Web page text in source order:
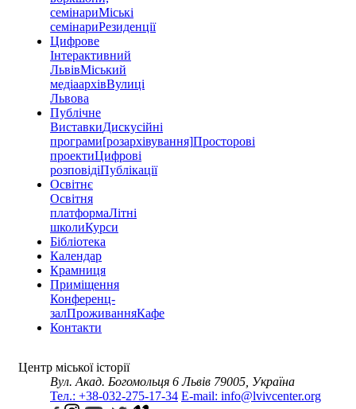
семінариМіські
семінариРезиденції
Цифрове
Інтерактивний
ЛьвівМіський
медіаархівВулиці
Львова
Публічне
ВиставкиДискусійні
програми[розархівування]Просторові
проектиЦифрові
розповідіПублікації
Освітнє
Освітня
платформаЛітні
школиКурси
Бібліотека
Календар
Крамниця
Приміщення
Конференц-
залПроживанняКафе
Контакти
Центр міської історії
Вул. Акад. Богомольця 6 Львів 79005, Україна
Тел.: +38-032-275-17-34 E-mail: info@lvivcenter.org